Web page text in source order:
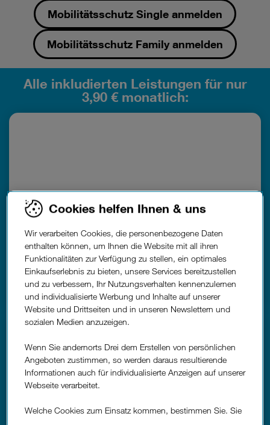
Mobilitätsschutz Single anmelden
Mobilitätsschutz Family anmelden
Alle inkludierten Leistungen für nur
3,90 € monatlich:
KFZ-Pannenhilfe.
Inklusive Fahrzeug-Rückholung und gratis
Ersatzwagen.
Mehr erfahren
Hubschrauberrettung.
Cookies helfen Ihnen & uns
Wir verarbeiten Cookies, die personenbezogene Daten
enthalten können, um Ihnen die Website mit all ihren
Funktionalitäten zur Verfügung zu stellen, ein optimales
Einkaufserlebnis zu bieten, unsere Services bereitzustellen
und zu verbessern, Ihr Nutzungsverhalten kennenzulernen
und individualisierte Werbung und Inhalte auf unserer
Website und Drittseiten und in unseren Newslettern und
sozialen Medien anzuzeigen.
Wenn Sie andernorts Drei dem Erstellen von persönlichen
Angeboten zustimmen, so werden daraus resultierende
Informationen auch für individualisierte Anzeigen auf unserer
Webseite verarbeitet.
Welche Cookies zum Einsatz kommen, bestimmen Sie. Sie